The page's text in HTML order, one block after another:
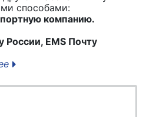
способами:
компанию.
России, EMS Почту